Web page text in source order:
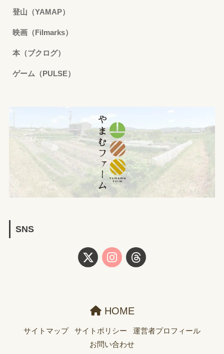
登山（YAMAP）
映画（Filmarks）
本（ブクログ）
ゲーム（PULSE）
SNS
HOME
サイトマップ サイトポリシー
運営者プロフィール
お問い合わせ